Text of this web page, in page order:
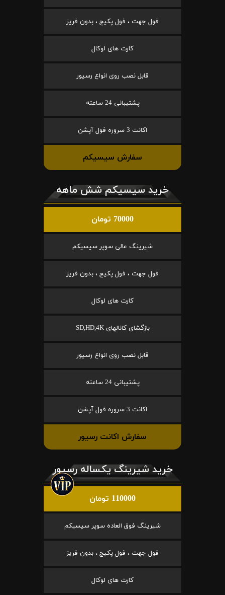
فول جهت ، فول پکیج ، بدون فریز
کارت های لوکال
قابل نصب روی انواع رسیور
پشتیبانی 24 ساعته
اکانت 3 سروره فول آپشن
سفارش سیسیکم
خرید سیسیکم شش ماهه
70000 تومان
شیرینگ عالی سوپر سیسیکم
فول جهت ، فول پکیج ، بدون فریز
کارت های لوکال
بازگشای کانالهای SD,HD,4K
قابل نصب روی انواع رسیور
پشتیبانی 24 ساعته
اکانت 3 سروره فول آپشن
سفارش اکانت رسیور
خرید شیرینگ یکساله رسیور
110000 تومان
شیرینگ فوق العاده سوپر سیسیکم
فول جهت ، فول پکیج ، بدون فریز
کارت های لوکال